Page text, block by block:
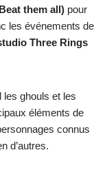
them all) pour
les événements de
Three Rings
les ghouls et les
éléments de
connus
d’autres.